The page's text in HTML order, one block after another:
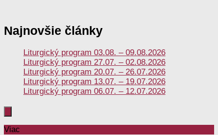
Najnovšie články
Liturgický program 03.08. – 09.08.2026
Liturgický program 27.07. – 02.08.2026
Liturgický program 20.07. – 26.07.2026
Liturgický program 13.07. – 19.07.2026
Liturgický program 06.07. – 12.07.2026
Viac